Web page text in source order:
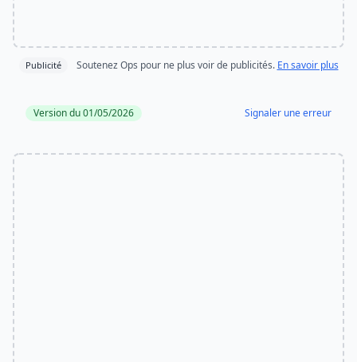
Publicité Soutenez Ops pour ne plus voir de publicités. En savoir plus
Version du 01/05/2026 Signaler une erreur